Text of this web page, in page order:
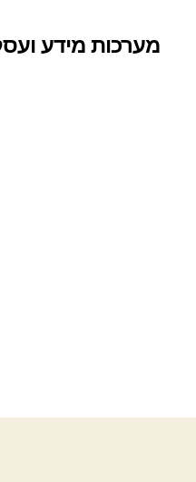
מערכות מידע